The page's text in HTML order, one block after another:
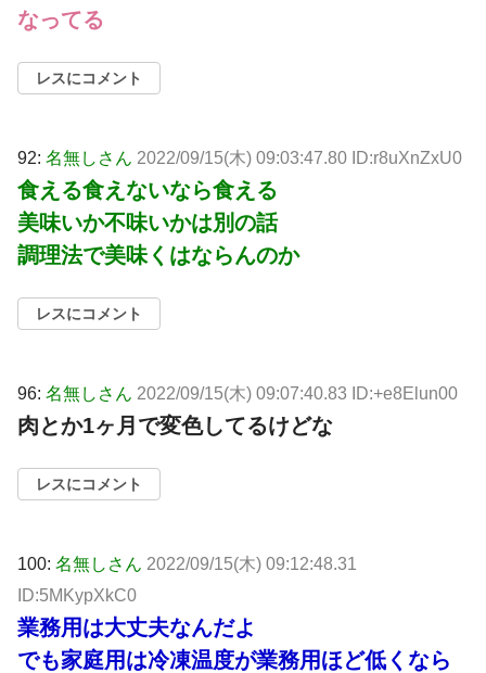
なってる
レスにコメント
92: 名無しさん 2022/09/15(木) 09:03:47.80 ID:r8uXnZxU0
食える食えないなら食える
美味いか不味いかは別の話
調理法で美味くはならんのか
レスにコメント
96: 名無しさん 2022/09/15(木) 09:07:40.83 ID:+e8Elun00
肉とか1ヶ月で変色してるけどな
レスにコメント
100: 名無しさん 2022/09/15(木) 09:12:48.31
ID:5MKypXkC0
業務用は大丈夫なんだよ
でも家庭用は冷凍温度が業務用ほど低くなら